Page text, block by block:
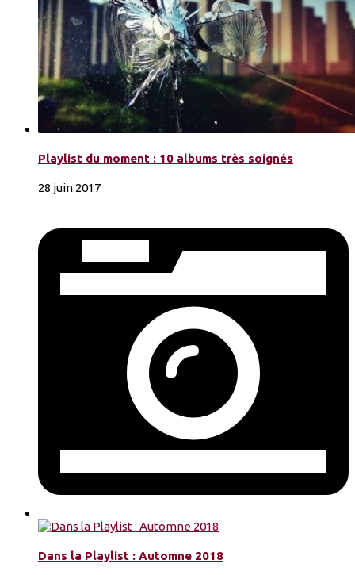
Playlist du moment : 10 albums très soignés
28 juin 2017
Dans la Playlist : Automne 2018